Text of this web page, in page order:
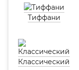
Тиффани
Классический